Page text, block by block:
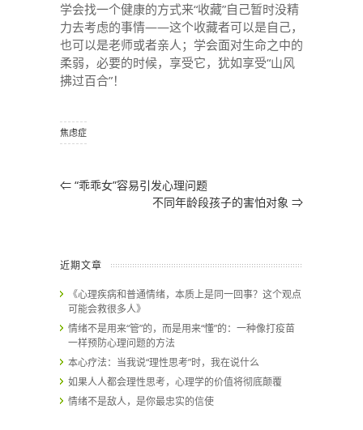
学会找一个健康的方式来“收藏”自己暂时没精
力去考虑的事情——这个收藏者可以是自己，
也可以是老师或者亲人；学会面对生命之中的
柔弱，必要的时候，享受它，犹如享受“山风
拂过百合”！
焦虑症
⇐ “乖乖女”容易引发心理问题
不同年龄段孩子的害怕对象 ⇒
近期文章
《心理疾病和普通情绪，本质上是同一回事？这个观点
可能会救很多人》
情绪不是用来“管”的，而是用来“懂”的：一种像打疫苗
一样预防心理问题的方法
本心疗法：当我说“理性思考”时，我在说什么
如果人人都会理性思考，心理学的价值将彻底颠覆
情绪不是敌人，是你最忠实的信使